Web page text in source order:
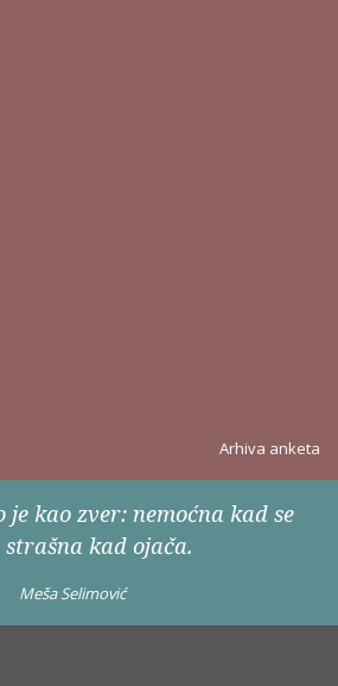
Arhiva anketa
je kao zver: nemoćna kad se
kad ojača.
Meša Selimović